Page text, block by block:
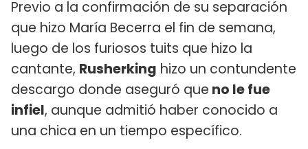
Previo a la confirmación de su separación
que hizo María Becerra el fin de semana,
luego de los furiosos tuits que hizo la
cantante, Rusherking hizo un contundente
descargo donde aseguró que no le fue
infiel, aunque admitió haber conocido a
una chica en un tiempo específico.